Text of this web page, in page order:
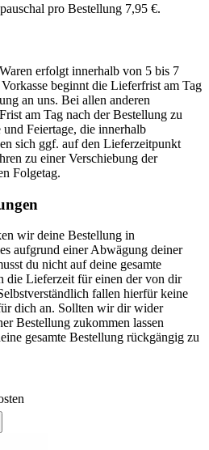
pro Bestellung 7,95 €.
erfolgt innerhalb von 5 bis 7
beginnt die Lieferfrist am Tag
an uns. Bei allen anderen
am Tag nach der Bestellung zu
Feiertage, die innerhalb
sich ggf. auf den Lieferzeitpunkt
zu einer Verschiebung der
Folgetag.
wir deine Bestellung in
aufgrund einer Abwägung deiner
du nicht auf deine gesamte
die Lieferzeit für einen der von dir
fallen hierfür keine
dich an. Sollten wir dir wider
Bestellung zukommen lassen
gesamte Bestellung rückgängig zu